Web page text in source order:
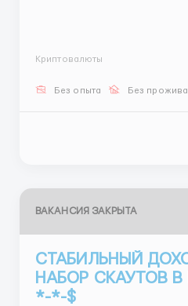
Криптовалюты
Без опыта Без
ВАКАНСИЯ ЗАКРЫТА
СТАБИЛЬНЫЙ
НАБОР СКАУТОВ В
*-*-$